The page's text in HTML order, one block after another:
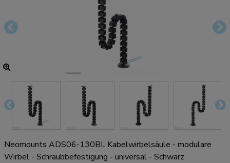
Neomounts ADS06-130BL Kabelwirbelsäule - modulare
Wirbel - Schraubbefestigung - universal - Schwarz